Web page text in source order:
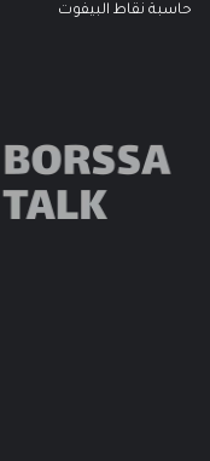
حاسبة نقاط البيفوت